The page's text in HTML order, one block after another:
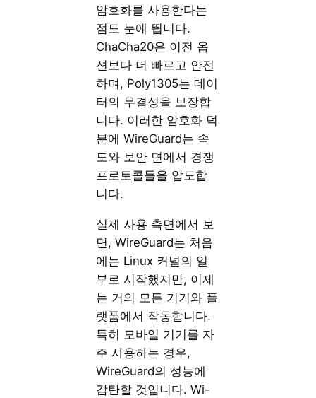
암호화를 사용한다는
점도 눈에 띕니다.
ChaCha20은 이전 옵
션보다 더 빠르고 안전
하며, Poly1305는 데이
터의 무결성을 보장합
니다. 이러한 암호화 덕
분에 WireGuard는 속
도와 보안 면에서 경쟁
프로토콜들을 압도합
니다.
실제 사용 측면에서 보
면, WireGuard는 처음
에는 Linux 커널의 일
부로 시작했지만, 이제
는 거의 모든 기기와 플
랫폼에서 작동합니다.
특히 모바일 기기를 자
주 사용하는 경우,
WireGuard의 성능에
감탄할 것입니다. Wi-